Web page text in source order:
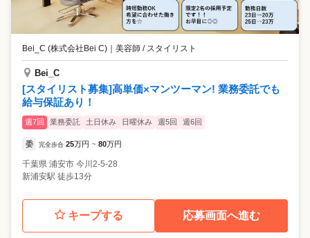
Bei_C (株式会社Bei C) ｜ 美容師 / スタイリスト
Bei_C
[スタイリスト募集]高単価×マンツーマン! 業務委託でも
給与保証あり！
週7回 業務委託 土日休み 日曜休み 週5回 週6回
委 完全歩合 25万円 ~ 80万円
千葉県 浦安市 今川2-5-28
新浦安駅 徒歩13分
キープする 応募画面へ進む